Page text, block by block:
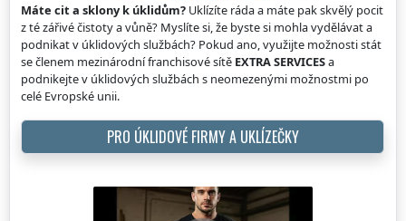
Máte cit a sklony k úklidům? Uklízíte ráda a máte pak skvělý pocit
z té zářivé čistoty a vůně? Myslíte si, že byste si mohla vydělávat a
podnikat v úklidových službách? Pokud ano, využijte možnosti stát
se členem mezinárodní franchisové sítě EXTRA SERVICESa
podnikejte v úklidových službách s neomezenými možnostmi po
celé Evropské unii.
PRO ÚKLIDOVÉ FIRMY A UKLÍZEČKY